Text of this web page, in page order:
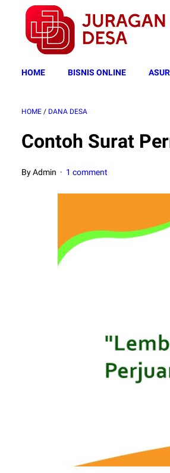
HOME BISNIS ONLINE
HOME / DANA DESA
Contoh Surat
By Admin 1 comment